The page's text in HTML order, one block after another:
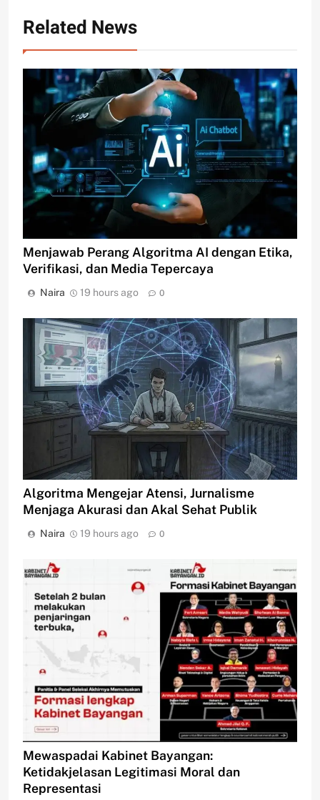
Related News
Menjawab Perang Algoritma AI dengan Etika,
Verifikasi, dan Media Tepercaya
Naira 19 hours ago 0
Algoritma Mengejar Atensi, Jurnalisme
Menjaga Akurasi dan Akal Sehat Publik
Naira 19 hours ago 0
Mewaspadai Kabinet Bayangan:
Ketidakjelasan Legitimasi Moral dan
Representasi